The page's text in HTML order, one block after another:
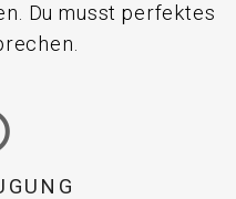
Du musst perfektes